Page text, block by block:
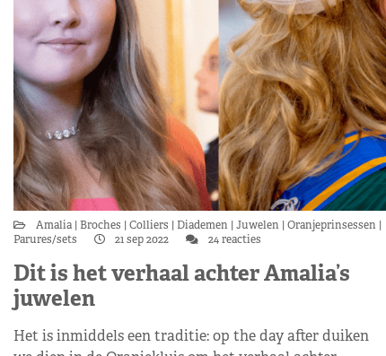
Amalia Broches Colliers Diademen Juwelen Oranjeprinsessen
Parures/sets
21 sep 2022 24 reacties
Dit is het verhaal achter Amalia’s
juwelen
Het is inmiddels een traditie: op the day after duiken